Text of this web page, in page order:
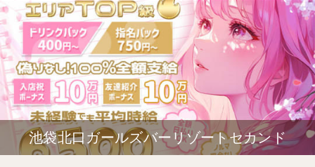
池袋北口ガールズバーリゾートセカンド